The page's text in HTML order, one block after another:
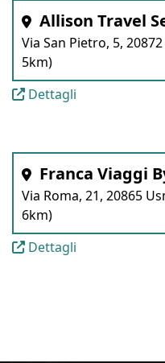
Allison Travel
Via San Pietro, 5,
5km)
Dettagli
Franca Viaggi
Via Roma, 21, 20865
6km)
Dettagli